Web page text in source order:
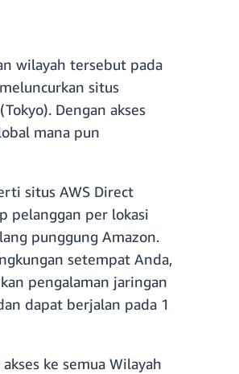
wilayah tersebut pada
situs
Dengan akses
mana pun
situs AWS Direct
pelanggan per lokasi
punggung Amazon.
setempat Anda,
pengalaman jaringan
dapat berjalan pada 1
ke semua Wilayah